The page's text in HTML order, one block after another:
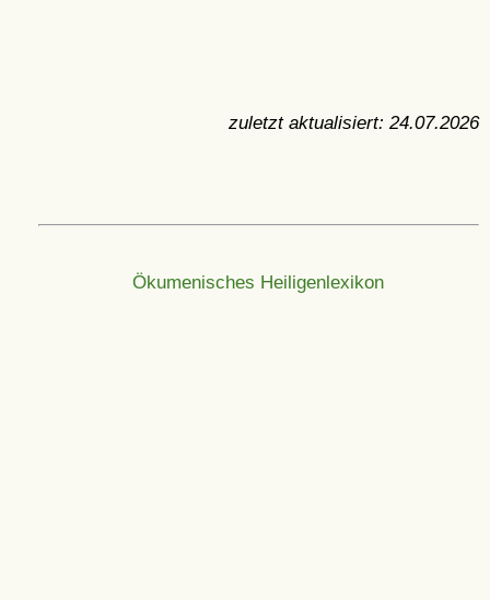
zuletzt aktualisiert: 24.07.2026
Ökumenisches Heiligenlexikon